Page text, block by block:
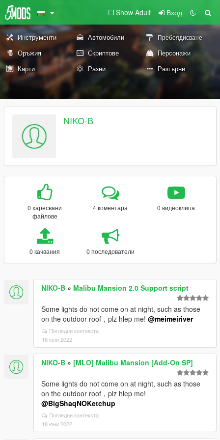
Show Adult Вход
Инструменти Автомобили Пребоядисване
Оръжия Скриптове
Персонажи
Карти
Разни Разгърни
NIKO-B
0 харесвани
файлове
4 коментара 0 видеоклипа
0 качвания 0 последователи
NIKO-B » Malibu Mansion 2.0 Support script
Some lights do not come on at night, such as those
on the outdoor roof，plz hlep me! @meimeiriver
Погледни контекста
18 юни 2022
NIKO-B » [MLO] Malibu Mansion [Add-On SP]
Some lights do not come on at night, such as those
on the outdoor roof，plz hlep me!
@BigShaqNOKetchup
Погледни контекста
18 юни 2022